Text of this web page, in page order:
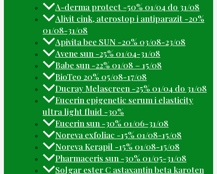
A-derma protect -50% 01/04 do 31/08
Alivit cink, aterostop i antiparazit -20%
01/08-31/08
Apivita bee SUN -20% 03/08-23/08
Avene sun -25% 01/04-31/08
Babe sun -22% 01/08 – 15/08
BioTeo 20% 05/08-17/08
Ducray Melascreen -25% 01/04 do 31/08
Eucerin epigenetic serum i elasticity
ultra light fluid -30%
Eucerin sun -30% 01/06-31/08
Noreva exfoliac -15% 01/08-15/08
Noreva Kerapil -15% 01/08-15/08
Pharmaceris sun -30% 01/05-31/08
Solgar ester C astaxantin beta karoten